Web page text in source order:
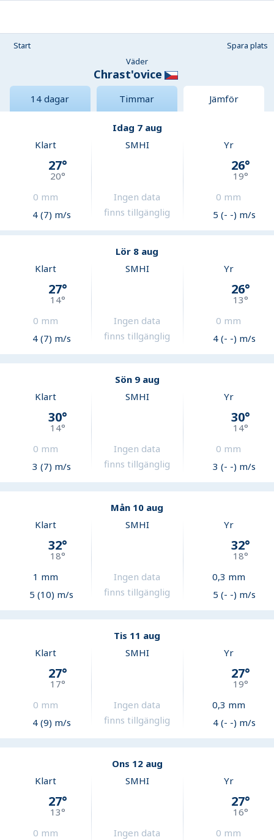
Start
Spara plats
Väder
Chrast'ovice
14 dagar Timmar Jämför
Idag 7 aug
Klart
27°
20°
0 mm
4 (7) m/s
SMHI
Ingen data
finns tillgänglig
Yr
26°
19°
0 mm
5 (- -) m/s
Lör 8 aug
Klart
27°
14°
0 mm
4 (7) m/s
SMHI
Ingen data
finns tillgänglig
Yr
26°
13°
0 mm
4 (- -) m/s
Sön 9 aug
Klart
30°
14°
0 mm
3 (7) m/s
SMHI
Ingen data
finns tillgänglig
Yr
30°
14°
0 mm
3 (- -) m/s
Mån 10 aug
Klart
32°
18°
1 mm
5 (10) m/s
SMHI
Ingen data
finns tillgänglig
Yr
32°
18°
0,3 mm
5 (- -) m/s
Tis 11 aug
Klart
27°
17°
0 mm
4 (9) m/s
SMHI
Ingen data
finns tillgänglig
Yr
27°
19°
0,3 mm
4 (- -) m/s
Ons 12 aug
Klart
27°
13°
0 mm
SMHI
Ingen data
Yr
27°
16°
0 mm